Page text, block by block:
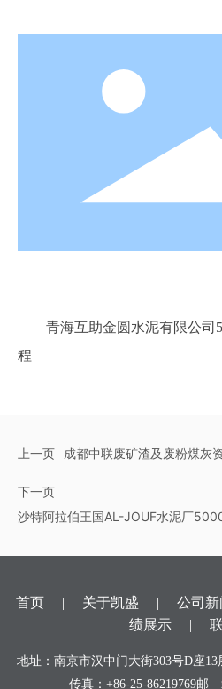
青海互助金圆水泥有限公司
程
上一页 成都中联废矿渣及废粉煤灰
下一页
沙特阿拉伯王国AL-JOUF水泥厂
首页 | 关于凯盛 | 公司新
绩展示 |
地址：南京市汉中门大街303号D座
传真：+86-25-86219769邮